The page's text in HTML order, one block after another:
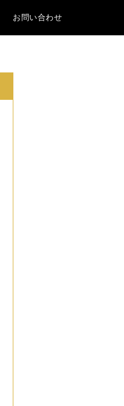
お問い合わせ